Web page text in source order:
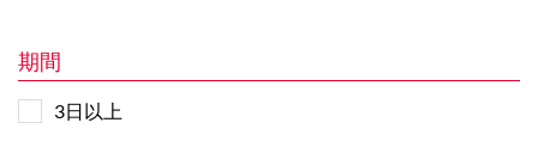
期間
3日以上